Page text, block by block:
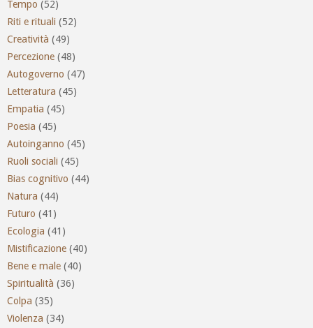
Tempo (52)
Riti e rituali (52)
Creatività (49)
Percezione (48)
Autogoverno (47)
Letteratura (45)
Empatia (45)
Poesia (45)
Autoinganno (45)
Ruoli sociali (45)
Bias cognitivo (44)
Natura (44)
Futuro (41)
Ecologia (41)
Mistificazione (40)
Bene e male (40)
Spiritualità (36)
Colpa (35)
Violenza (34)